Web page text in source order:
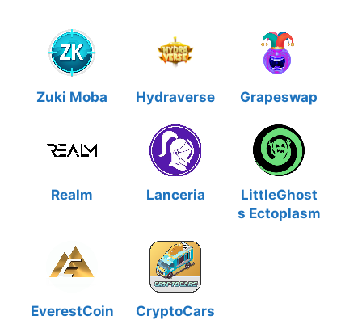
Zuki Moba Hydraverse Grapeswap
Realm Lanceria
LittleGhost
s Ectoplasm
EverestCoin CryptoCars